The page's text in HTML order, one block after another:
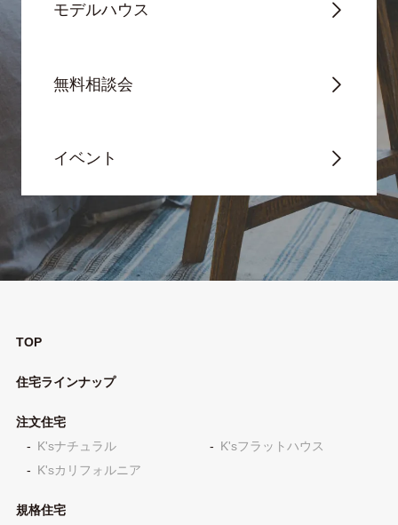
モデルハウス
無料相談会
イベント
TOP
住宅ラインナップ
注文住宅
K'sナチュラル
K'sフラットハウス
K'sカリフォルニア
規格住宅